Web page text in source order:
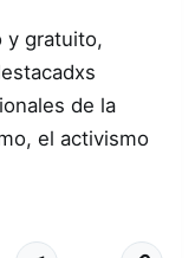
y gratuito,
de la
el activismo
Más